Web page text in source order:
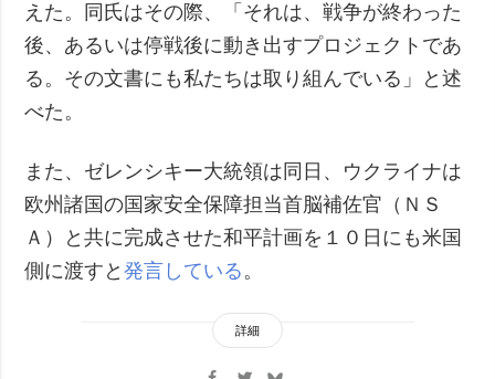
えた。同氏はその際、「それは、戦争が終わった
後、あるいは停戦後に動き出すプロジェクトであ
る。その文書にも私たちは取り組んでいる」と述
べた。
また、ゼレンシキー大統領は同日、ウクライナは
欧州諸国の国家安全保障担当首脳補佐官（ＮＳ
Ａ）と共に完成させた和平計画を１０日にも米国
側に渡すと発言している。
詳細